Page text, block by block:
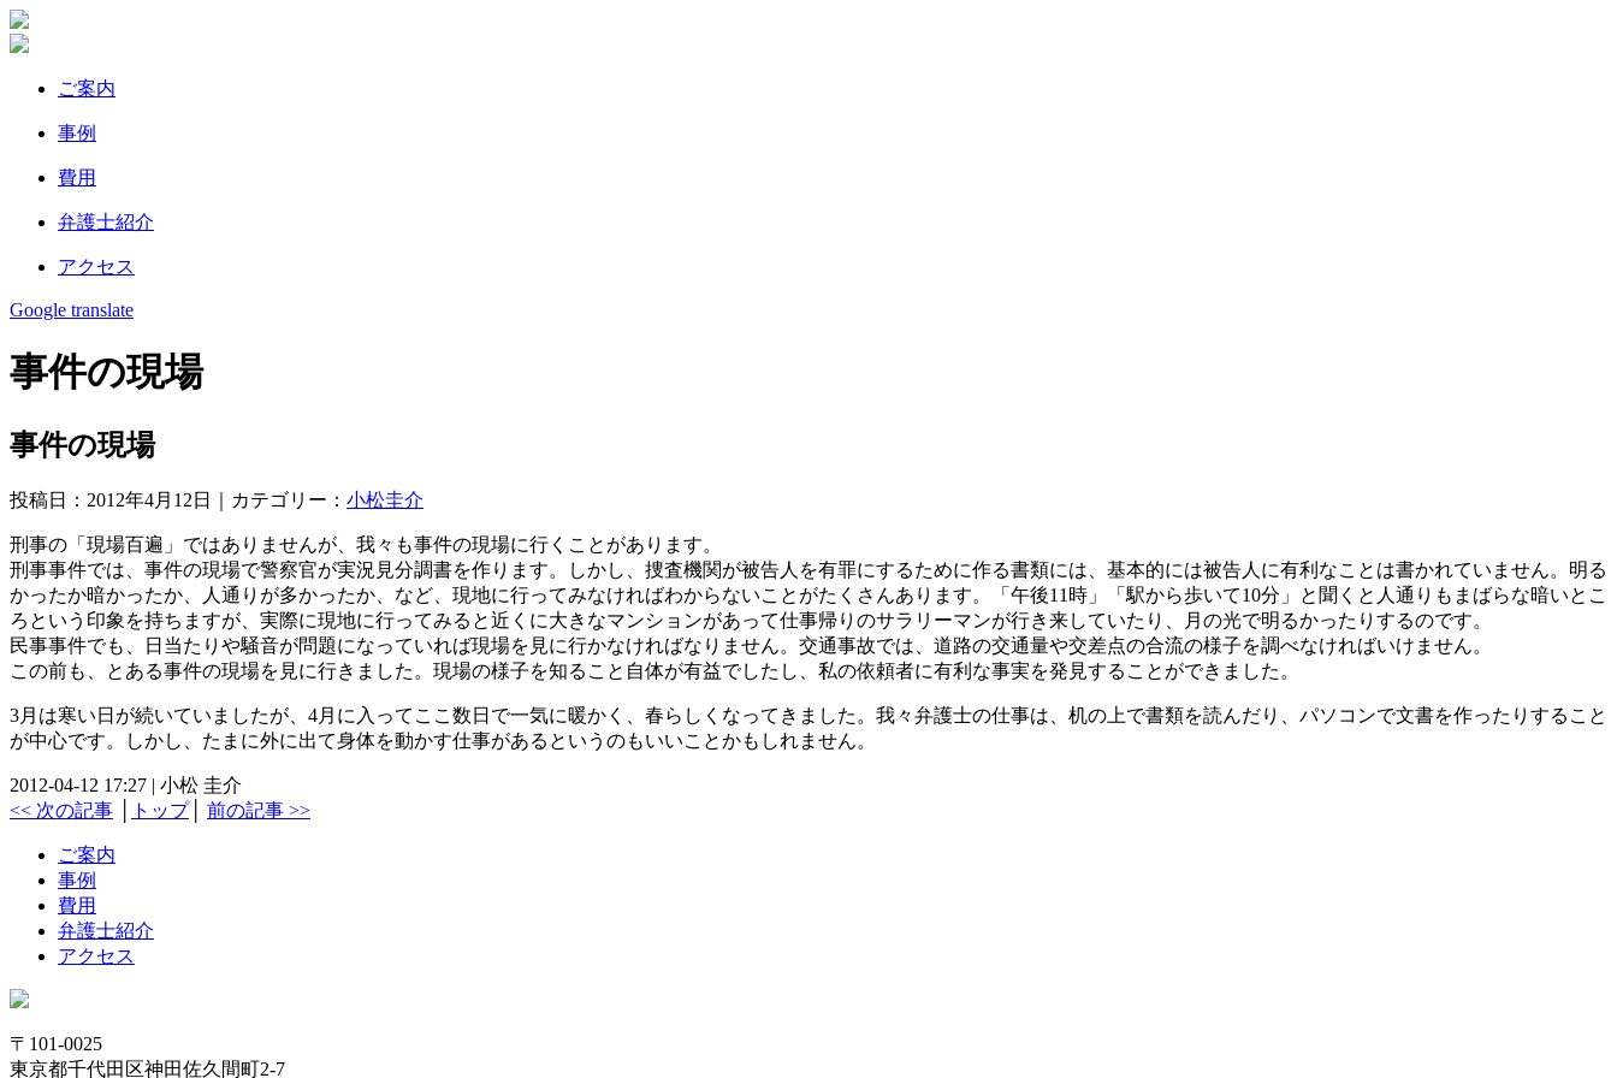
ご案内
事例
費⽤
弁護⼠紹介
アクセス
Google translate
事件の現場
事件の現場
投稿日：2012年4月12日｜カテゴリー： 小松圭介
刑事の「現場百遍」ではありませんが、我々も事件の現場に行くことがあります。
刑事事件では、事件の現場で警察官が実況見分調書を作ります。しかし、捜査機関が被告人を有罪にするために作る書類には、基本的には被告人に有利なことは書かれていません。明る
かったか暗かったか、人通りが多かったか、など、現地に行ってみなければわからないことがたくさんあります。「午後11時」「駅から歩いて10分」と聞くと人通りもまばらな暗いとこ
ろという印象を持ちますが、実際に現地に行ってみると近くに大きなマンションがあって仕事帰りのサラリーマンが行き来していたり、月の光で明るかったりするのです。
民事事件でも、日当たりや騒音が問題になっていれば現場を見に行かなければなりません。交通事故では、道路の交通量や交差点の合流の様子を調べなければいけません。
この前も、とある事件の現場を見に行きました。現場の様子を知ること自体が有益でしたし、私の依頼者に有利な事実を発見することができました。
3月は寒い日が続いていましたが、4月に入ってここ数日で一気に暖かく、春らしくなってきました。我々弁護士の仕事は、机の上で書類を読んだり、パソコンで文書を作ったりすること
が中心です。しかし、たまに外に出て身体を動かす仕事があるというのもいいことかもしれません。
2012-04-12 17:27 | 小松 圭介
<< 次の記事
トップ│ 前の記事 >>
ご案内
事例
費用
弁護士紹介
アクセス
〒101-0025
東京都千代田区神田佐久間町2-7